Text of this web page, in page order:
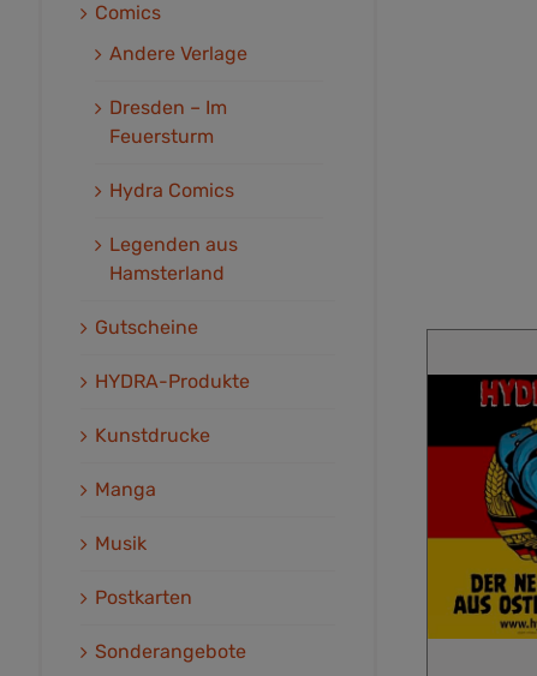
Comics
Andere Verlage
Dresden – Im
Feuersturm
Hydra Comics
Legenden aus
Hamsterland
Gutscheine
HYDRA-Produkte
Kunstdrucke
Manga
Musik
Postkarten
Sonderangebote